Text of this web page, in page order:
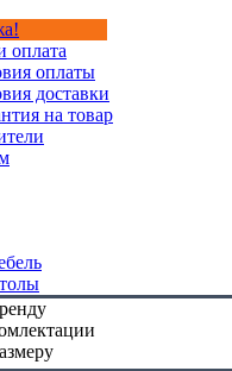
оплата
оплаты
доставки
на товар